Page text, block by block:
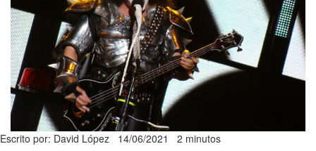
Escrito por: David López 14/06/2021 2 minutos